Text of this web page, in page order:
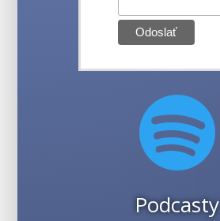

Podcasty